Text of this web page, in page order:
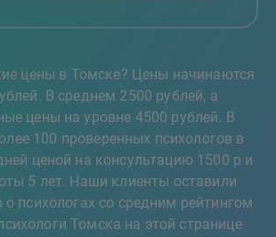
цены в Томске? Цены начинаются
В среднем 2500 рублей, а
цены на уровне 4500 рублей. В
100 проверенных психологов в
ценой на консультацию 1500 р и
5 лет. Наши клиенты оставили
психологах со средним рейтингом
Томска на этой странице